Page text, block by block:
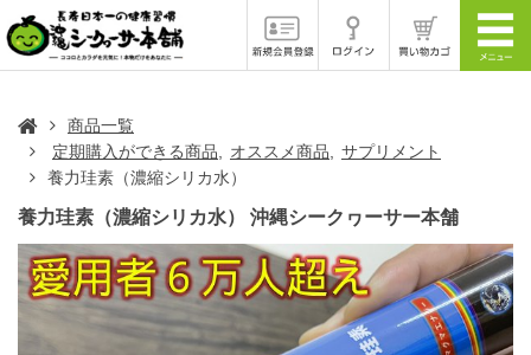
商品一覧
定期購入ができる商品
オススメ商品
サプリメント
養力珪素（濃縮シリカ水）
養力珪素（濃縮シリカ水） 沖縄シークヮーサー本舗